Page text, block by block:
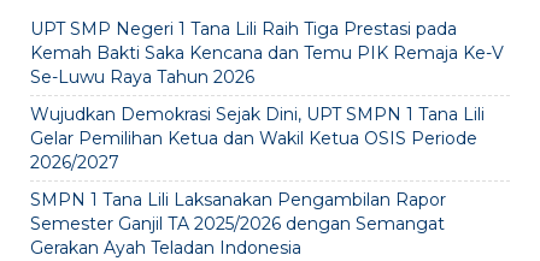
UPT SMP Negeri 1 Tana Lili Raih Tiga Prestasi pada
Kemah Bakti Saka Kencana dan Temu PIK Remaja Ke-V
Se-Luwu Raya Tahun 2026
Wujudkan Demokrasi Sejak Dini, UPT SMPN 1 Tana Lili
Gelar Pemilihan Ketua dan Wakil Ketua OSIS Periode
2026/2027
SMPN 1 Tana Lili Laksanakan Pengambilan Rapor
Semester Ganjil TA 2025/2026 dengan Semangat
Gerakan Ayah Teladan Indonesia